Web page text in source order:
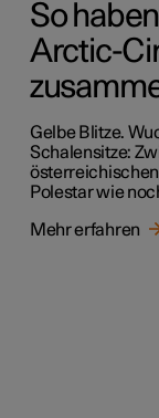
So
Arctic-
Gelbe Blitze.
Schalensitze:
Polestar wie
Mehr erfahren